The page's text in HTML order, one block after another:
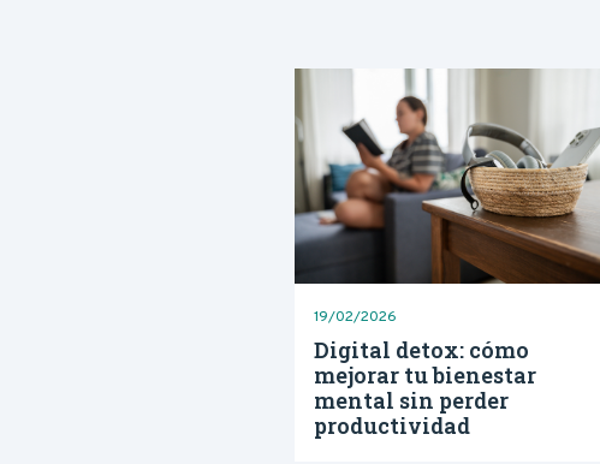
19/02/2026
Digital detox: cómo
mejorar tu bienestar
mental sin perder
productividad